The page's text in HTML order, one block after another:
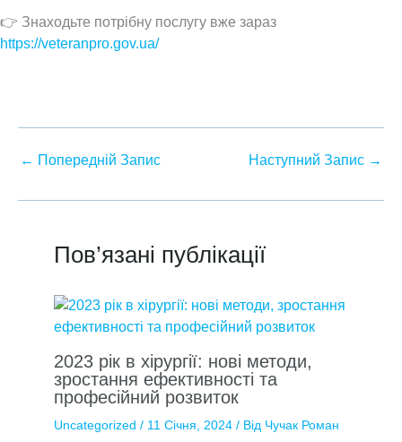
👉 Знаходьте потрібну послугу вже зараз
https://veteranpro.gov.ua/
← Попередній Запис Наступний Запис →
Пов’язані публікації
2023 рік в хірургії: нові методи,
зростання ефективності та
професійний розвиток
Uncategorized / 11 Січня, 2024 / Від Чучак Роман